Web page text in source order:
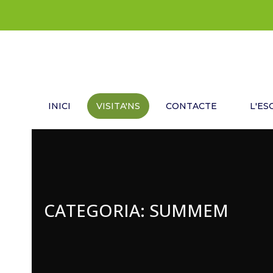
INICI VISITA'NS CONTACTE
CATEGORIA: SUMMEM